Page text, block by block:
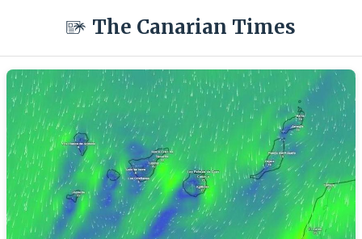
The Canarian Times